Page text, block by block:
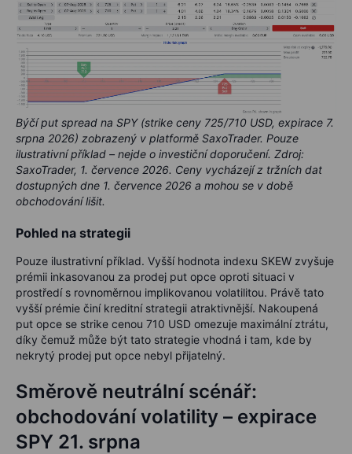
Býčí put spread na SPY (strike ceny 725/710 USD, expirace 7.
srpna 2026) zobrazený v platformě SaxoTrader. Pouze
ilustrativní příklad – nejde o investiční doporučení. Zdroj:
SaxoTrader, 1. července 2026. Ceny vycházejí z tržních dat
dostupných dne 1. července 2026 a mohou se v době
obchodování lišit.
Pohled na strategii
Pouze ilustrativní příklad. Vyšší hodnota indexu SKEW zvyšuje
prémii inkasovanou za prodej put opce oproti situaci v
prostředí s rovnoměrnou implikovanou volatilitou. Právě tato
vyšší prémie činí kreditní strategii atraktivnější. Nakoupená
put opce se strike cenou 710 USD omezuje maximální ztrátu,
díky čemuž může být tato strategie vhodná i tam, kde by
nekrytý prodej put opce nebyl přijatelný.
Směrově neutrální scénář:
obchodování volatility – expirace
SPY 21. srpna